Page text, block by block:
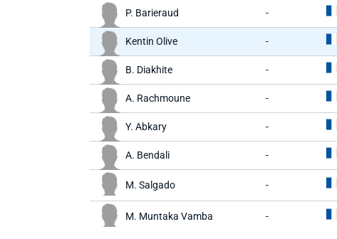
P. Barieraud -
Kentin Olive -
B. Diakhite -
A. Rachmoune -
Y. Abkary -
A. Bendali -
M. Salgado -
M. Muntaka Vamba -